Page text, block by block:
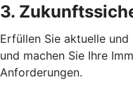
3.
Erfüllen Sie aktuelle
und machen Sie Ihre
Anforderungen.